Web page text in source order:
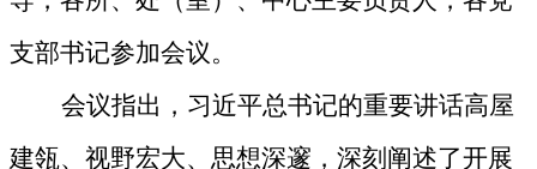
支部书记参加会议。
会议指出，习近平总书记的重要讲话高屋
建瓴、视野宏大、思想深邃，深刻阐述了开展